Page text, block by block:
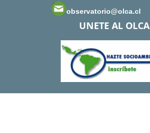
observatorio@olca.cl
UNETE AL OLCA